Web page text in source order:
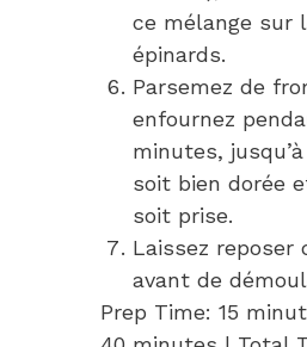
ce mélange sur
épinards.
Parsemez de
enfournez
minutes,
soit bien dorée
soit prise.
Laissez reposer
avant de
Prep Time: 15